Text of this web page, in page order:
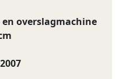
overslagmachine